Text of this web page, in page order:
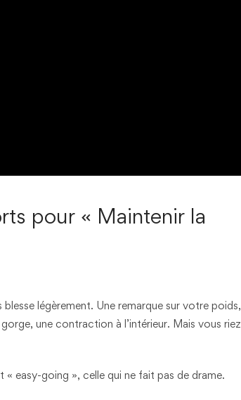
pour « Maintenir la
légèrement. Une remarque sur votre poids,
une contraction à l’intérieur. Mais vous riez
« easy-going », celle qui ne fait pas de drame.